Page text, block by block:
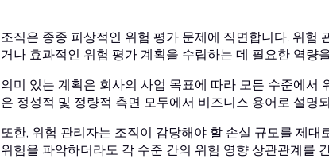
조직은 종종 피상적인 위험 평가 문제에 직면합니다. 위험
거나 효과적인 위험 평가 계획을 수립하는 데 필요한 역량
의미 있는 계획은 회사의 사업 목표에 따라 모든 수준에서
은 정성적 및 정량적 측면 모두에서 비즈니스 용어로 설명
또한, 위험 관리자는 조직이 감당해야 할 손실 규모를 제
위험을 파악하더라도 각 수준 간의 위험 영향 상관관계를